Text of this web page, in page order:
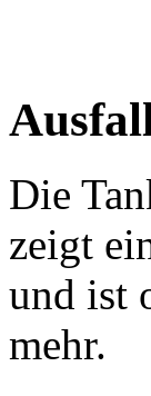
Die
zeigt
und ist
mehr.